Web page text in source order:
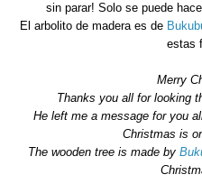
sin parar! Solo se puede
El arbolito de madera es de
estas
Merry
Thanks you all for looking
He left me a message for you
Christmas is
The wooden tree is made by